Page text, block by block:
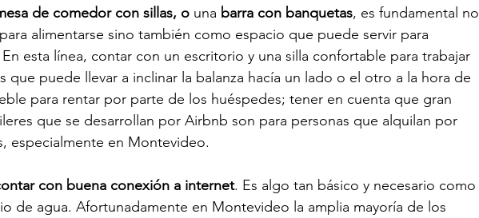
de comedor con sillas, o una barra con banquetas, es fundamental no
alimentarse sino también como espacio que puede servir para
esta línea, contar con un escritorio y una silla confortable para trabajar
que puede llevar a inclinar la balanza hacía un lado o el otro a la hora de
para rentar por parte de los huéspedes; tener en cuenta que gran
que se desarrollan por Airbnb son para personas que alquilan por
especialmente en Montevideo.
con buena conexión a internet. Es algo tan básico y necesario como
de agua. Afortunadamente en Montevideo la amplia mayoría de los